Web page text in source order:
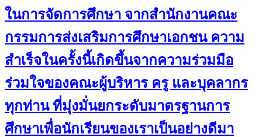
ในการจัดการศึกษา จากสำนักงานคณะ
กรรมการส่งเสริมการศึกษาเอกชน ความ
สำเร็จในครั้งนี้เกิดขึ้นจากความร่วมมือ
ร่วมใจของคณะผู้บริหาร ครู และบุคลากร
ทุกท่าน ที่มุ่งมั่นยกระดับมาตรฐานการ
ศึกษาเพื่อนักเรียนของเราเป็นอย่างดีมา